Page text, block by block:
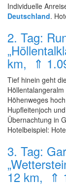
Individuelle
Deutschland.
2. Tag:
km, ⇑
Tief hinein geht
Höhenweges
Hupfleitenjoch
Übernachtung in
Hotelbeispiel:
3. Tag:
12 km, ⇑